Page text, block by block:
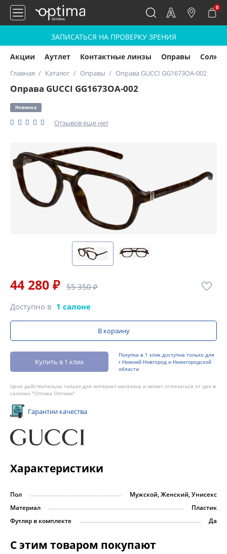
0
ЗАПИСАТЬСЯ НА ПРОВЕРКУ ЗРЕНИЯ
Акции Аутлет Контактные линзы Оправы
Главная Каталог Оправы Оправа GUCCI GG1673OA-002
Оправа GUCCI GG1673OA-002
Новинка
Отзывов еще нет
44 280 ₽ 55 350 ₽
Доступно в 1 салоне
В корзину
Купить в 1 клик
Покупка в 1 клик доступна только для
г.Нижний Новгород и Нижегородской
области
Цена действительна только для интернет-магазина и может отличаться от цен в
салонах "Оптика Оптима"
Гарантии качества
Характеристики
Пол
Мужской, Женский, Унисекс
Материал
Пластик
Футляр в комплекте
Да
С этим товаром покупают